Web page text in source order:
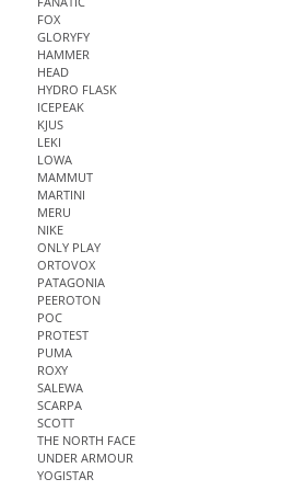
FOX
GLORYFY
HAMMER
HEAD
HYDRO FLASK
ICEPEAK
KJUS
LEKI
LOWA
MAMMUT
MARTINI
MERU
NIKE
ONLY PLAY
ORTOVOX
PATAGONIA
PEEROTON
POC
PROTEST
PUMA
ROXY
SALEWA
SCARPA
SCOTT
THE NORTH FACE
UNDER ARMOUR
YOGISTAR